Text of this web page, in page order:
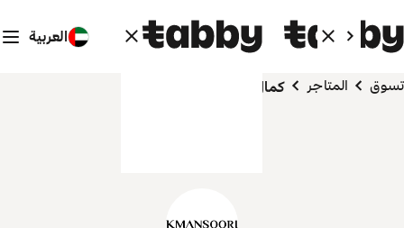
العربية
تسوق المتاجر كمال عباءات